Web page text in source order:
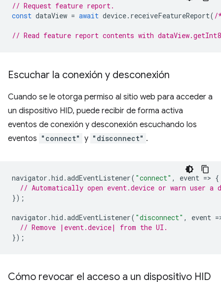
// Request feature report.
const dataView = await device. receiveFeatureReport( /
// Read feature report contents with
Escuchar la conexión y desconexión
Cuando se le otorga permiso al sitio web para acceder a
un dispositivo HID, puede recibir de forma activa
eventos de conexión y desconexión escuchando los
eventos "connect" y "disconnect" .
navigator .hid .addEventListener( "connect" , event => {
// Automatically open event.device or warn user
});
navigator .hid .addEventListener( "disconnect" , event =
// Remove |event.device| from the UI.
});
Cómo revocar el acceso a un dispositivo HID